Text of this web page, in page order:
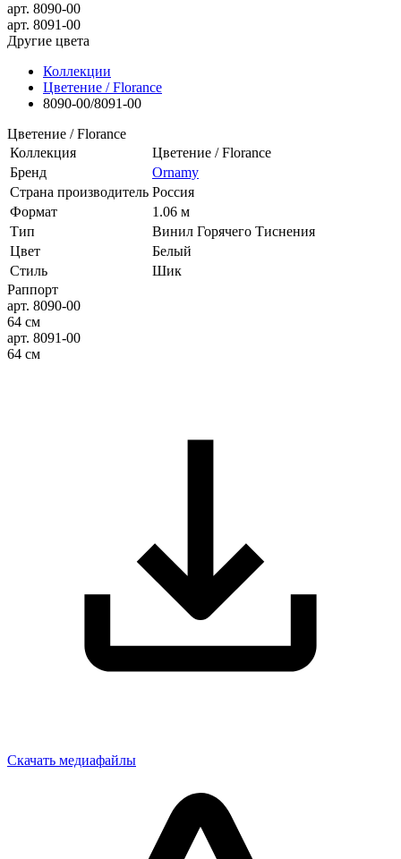
арт. 8090-00
арт. 8091-00
Другие цвета
Коллекции
Цветение / Florance
8090-00/8091-00
Цветение / Florance
Коллекция
Цветение / Florance
Бренд
Ornamy
Страна производитель Россия
Формат
1.06 м
Тип
Винил Горячего Тиснения
Цвет
Белый
Стиль
Шик
Раппорт
арт. 8090-00
64 см
арт. 8091-00
64 см
Скачать медиафайлы